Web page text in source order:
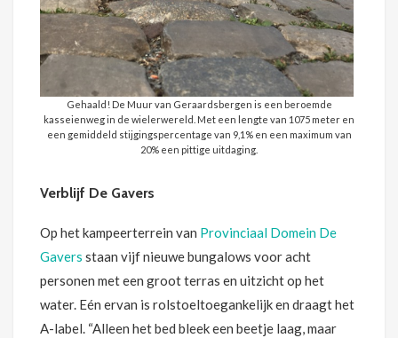
Gehaald! De Muur van Geraardsbergen is een beroemde
kasseienweg in de wielerwereld. Met een lengte van 1075 meter en
een gemiddeld stijgingspercentage van 9,1% en een maximum van
20% een pittige uitdaging.
Verblijf De Gavers
Op het kampeerterrein van Provinciaal Domein De
Gavers staan vijf nieuwe bungalows voor acht
personen met een groot terras en uitzicht op het
water. Eén ervan is rolstoeltoegankelijk en draagt het
A-label. “Alleen het bed bleek een beetje laag, maar